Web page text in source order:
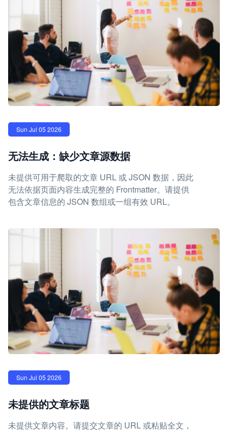
Sun Jul 05 2026
无法生成：缺少文章源数据
未提供可用于爬取的文章 URL 或 JSON 数据，因此
无法依据页面内容生成完整的 Frontmatter。请提供
包含文章信息的 JSON 数组或一组有效 URL。
Sun Jul 05 2026
未提供的文章标题
未提供文章内容。请提交文章的 URL 或粘贴全文，